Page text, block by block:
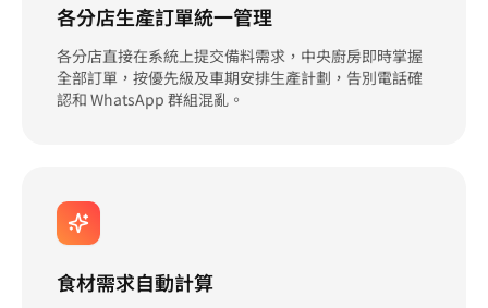
各分店生產訂單統一管理
各分店直接在系統上提交備料需求，中央廚房即時掌握
全部訂單，按優先級及車期安排生產計劃，告別電話確
認和 WhatsApp 群組混亂。
食材需求自動計算